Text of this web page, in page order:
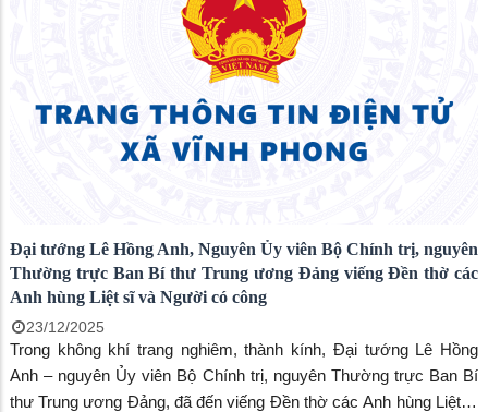
UBND xã Vĩnh Phong.&#160;
Đại tướng Lê Hồng Anh, Nguyên Ủy viên Bộ Chính trị, nguyên
Thường trực Ban Bí thư Trung ương Đảng viếng Đền thờ các
Anh hùng Liệt sĩ và Người có công
23/12/2025
Trong không khí trang nghiêm, thành kính, Đại tướng Lê Hồng
Anh – nguyên Ủy viên Bộ Chính trị, nguyên Thường trực Ban Bí
thư Trung ương Đảng, đã đến viếng Đền thờ các Anh hùng Liệt sĩ